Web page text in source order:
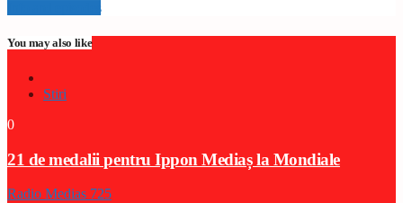
Info and episodes
You may also like
Stiri
0
21 de medalii pentru Ippon Mediaș la Mondiale
Radio Medias 725